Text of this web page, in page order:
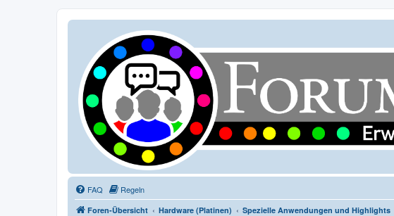
FAQ Regeln
Foren-Übersicht Hardware (Platinen) Spezielle Anwendungen und Highlights